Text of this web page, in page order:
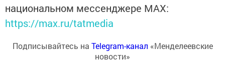
национальном мессенджере MАХ:
https://max.ru/tatmedia
Подписывайтесь на Telegram-канал «Менделеевские
новости»